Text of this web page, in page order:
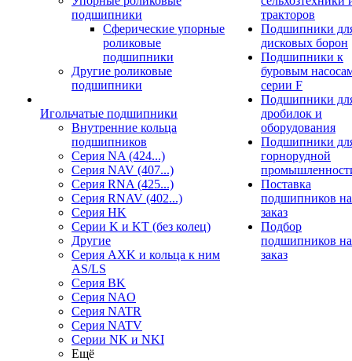
подшипники
Сферические упорные
роликовые
подшипники
Другие роликовые
подшипники
Игольчатые подшипники
Внутренние кольца
подшипников
Серия NA (424...)
Серия NAV (407...)
Серия RNA (425...)
Серия RNAV (402...)
Серия HK
Серии K и KT (без колец)
Другие
Серия AXK и кольца к ним
AS/LS
Серия BK
Серия NAO
Серия NATR
Серия NATV
Серии NK и NKI
Ещё
тракторов
Подшипники
дисковых борон
Подшипники к
буровым
серии F
Подшипники
дробилок и
оборудования
Подшипники
горнорудной
Поставка
подшипников на
заказ
Подбор
подшипников на
заказ